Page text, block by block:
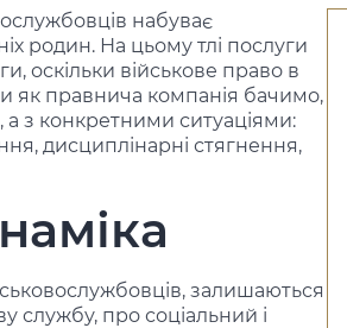
набуває
родин. На цьому тлі послуги
оскільки військове право в
як правнича компанія бачимо,
а з конкретними ситуаціями:
дисциплінарні стягнення,
залишаються
службу, про соціальний і